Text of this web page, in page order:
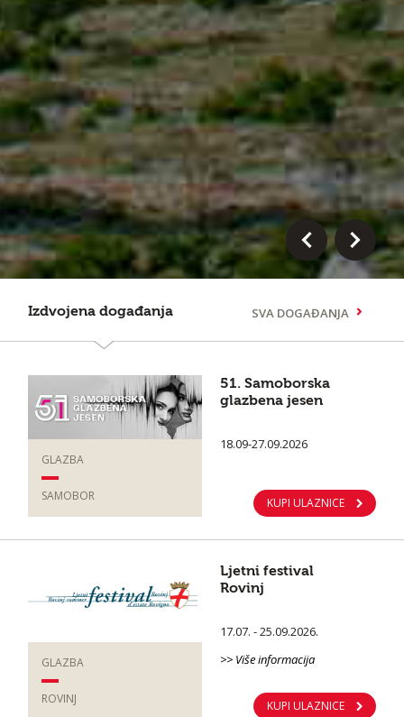
Izdvojena događanja SVA DOGAĐANJA
GLAZBA
SAMOBOR
51. Samoborska
glazbena jesen
18.09-27.09.2026
KUPI ULAZNICE
GLAZBA
ROVINJ
Ljetni festival
Rovinj
17.07. - 25.09.2026.
>> Više informacija
KUPI ULAZNICE